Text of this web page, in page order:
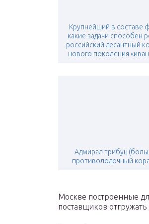
Крупнейший в составе
какие задачи способен
российский десантный
нового поколения «иван
Адмирал трибуц
противолодочный
Москве построенные
поставщиков